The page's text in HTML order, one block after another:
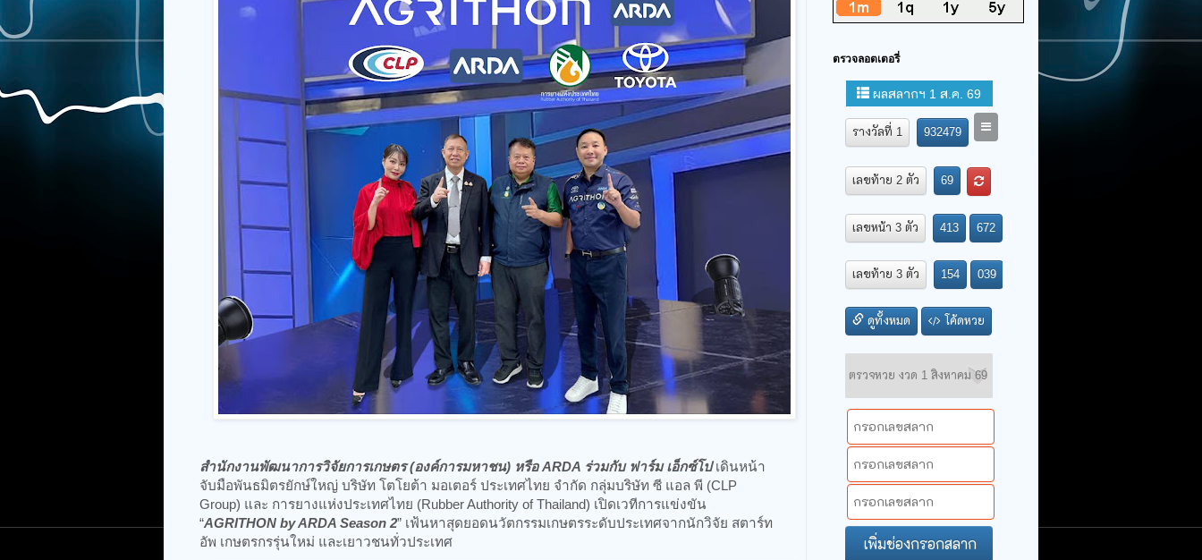
สำนักงานพัฒนาการวิจัยการเกษตร (องค์การมหาชน) หรือ ARDA ร่วมกับ ฟาร์ม เอ็กซ์โปเดินหน้า
จับมือพันธมิตรยักษ์ใหญ่ บริษัท โตโยต้า มอเตอร์ ประเทศไทย จำกัด กลุ่มบริษัท ซี แอล พี (CLP
Group) และ การยางแห่งประเทศไทย (Rubber Authority of Thailand) เปิดเวทีการแข่งขัน
“AGRITHON by ARDA Season 2” เฟ้นหาสุดยอดนวัตกรรมเกษตรระดับประเทศจากนักวิจัย สตาร์ท
อัพ เกษตรกรรุ่นใหม่ และเยาวชนทั่วประเทศ
ตรวจลอตเตอรี่